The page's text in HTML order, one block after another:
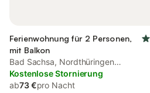
Ferienwohnung für 2 Personen,
mit Balkon
Bad Sachsa, Nordthüringen
(Deutschland)
Kostenlose Stornierung
ab73 €pro Nacht